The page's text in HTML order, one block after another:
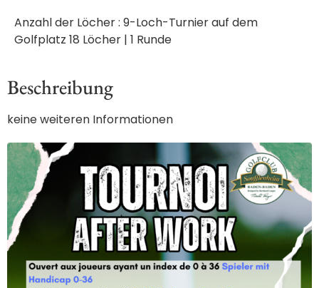
Anzahl der Löcher : 9-Loch-Turnier auf dem
Golfplatz 18 Löcher | 1 Runde
Beschreibung
keine weiteren Informationen